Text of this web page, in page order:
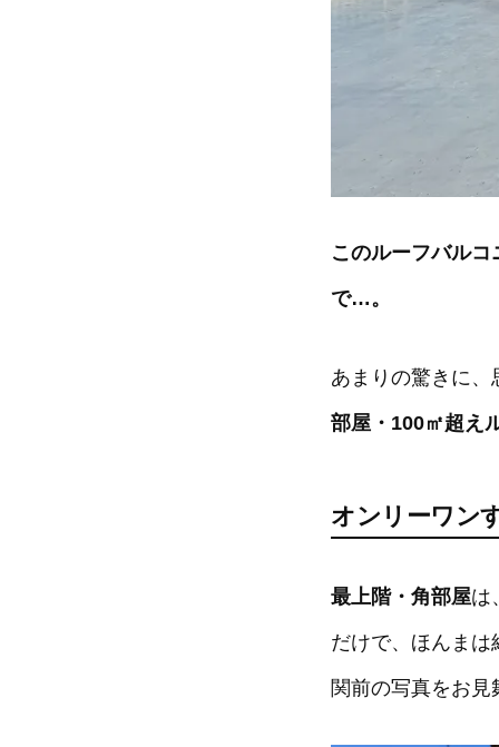
このルーフバルコ
で…。
あまりの驚きに
部屋・100㎡超え
オンリーワン
最上階・角部屋は
だけで、ほんま
関前の写真をお見